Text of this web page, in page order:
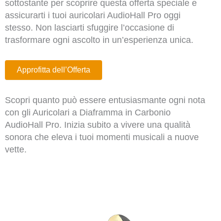
sottostante per scoprire questa offerta speciale e
assicurarti i tuoi auricolari AudioHall Pro oggi
stesso. Non lasciarti sfuggire l’occasione di
trasformare ogni ascolto in un’esperienza unica.
Approfitta dell’Offerta
Scopri quanto può essere entusiasmante ogni nota
con gli Auricolari a Diaframma in Carbonio
AudioHall Pro. Inizia subito a vivere una qualità
sonora che eleva i tuoi momenti musicali a nuove
vette.